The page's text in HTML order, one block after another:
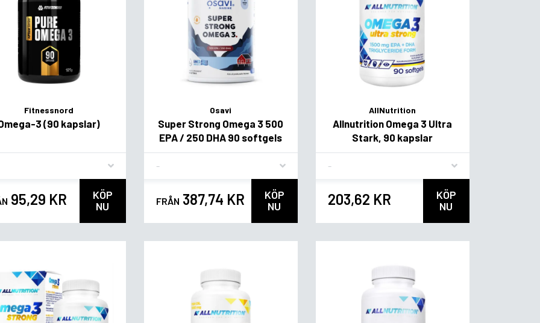
Fitnessnord
3 (90 kapslar)
95,29 KR
KÖP
NU
Osavi
Super Strong Omega 3 500
EPA / 250 DHA 90 softgels
FRÅN 387,74 KR
KÖP
NU
AllNutrition
Allnutrition Omega 3 Ultra
Stark, 90 kapslar
203,62 KR
KÖP
NU